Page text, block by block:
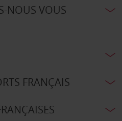
NOUS VOUS
FRANÇAIS